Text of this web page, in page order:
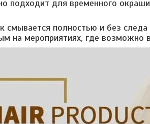
подходит для временного
смывается полностью и без
на мероприятиях, где возможно